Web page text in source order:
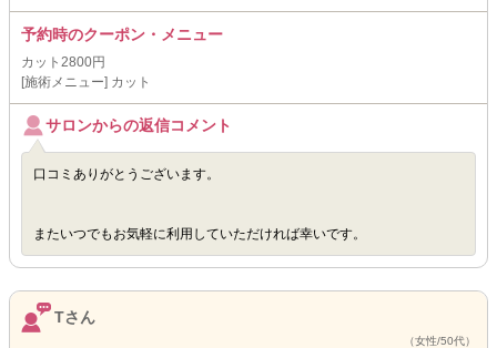
予約時のクーポン・メニュー
カット2800円
[施術メニュー] カット
サロンからの返信コメント
口コミありがとうございます。
またいつでもお気軽に利用していただければ幸いです。
Tさん
（女性/50代）